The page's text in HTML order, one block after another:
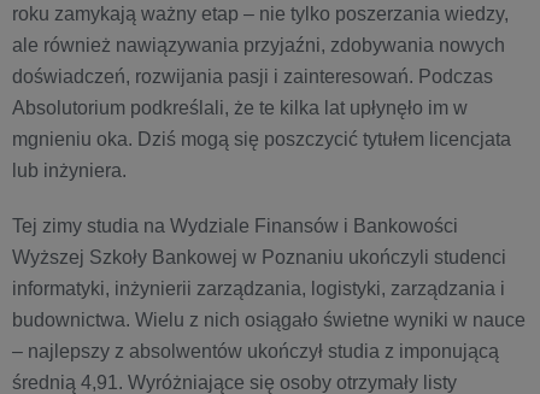
roku zamykają ważny etap – nie tylko poszerzania wiedzy,
ale również nawiązywania przyjaźni, zdobywania nowych
doświadczeń, rozwijania pasji i zainteresowań. Podczas
Absolutorium podkreślali, że te kilka lat upłynęło im w
mgnieniu oka. Dziś mogą się poszczycić tytułem licencjata
lub inżyniera.
Tej zimy studia na Wydziale Finansów i Bankowości
Wyższej Szkoły Bankowej w Poznaniu ukończyli studenci
informatyki, inżynierii zarządzania, logistyki, zarządzania i
budownictwa. Wielu z nich osiągało świetne wyniki w nauce
– najlepszy z absolwentów ukończył studia z imponującą
średnią 4,91. Wyróżniające się osoby otrzymały listy